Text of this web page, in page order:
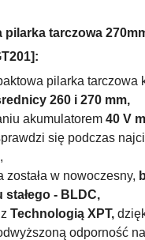
tarczowa
pilarka tarczowa
260 i 270 mm,
akumulatorem 40 V
się podczas
została w nowoczesny,
- BLDC,
Technologią XPT,
odporność